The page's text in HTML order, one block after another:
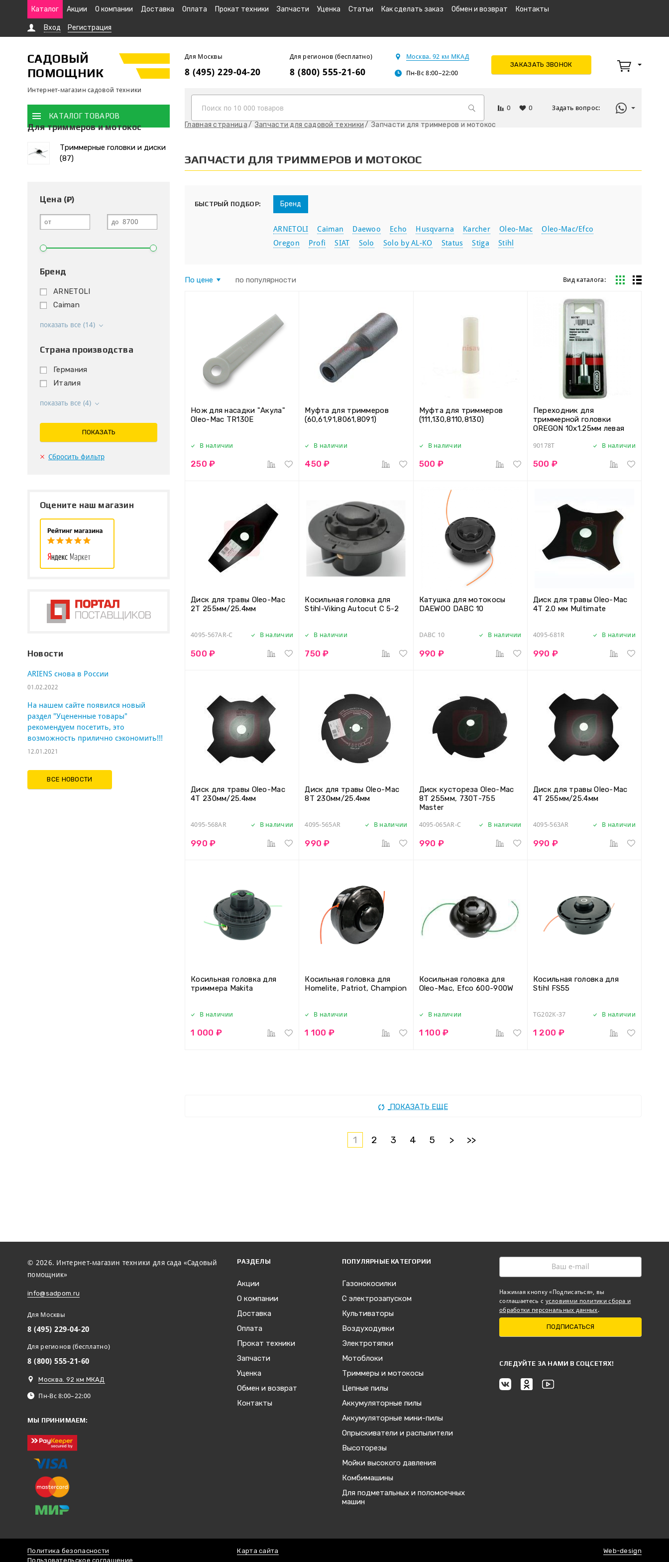
Каталог Акции О компании Доставка Оплата Прокат техники Запчасти Уценка Статьи Как сделать заказ Обмен и возврат Контакты
Вход Регистрация
САДОВЫЙ
ПОМОЩНИК
Интернет-магазин садовой техники
Для Москвы
8 (495) 229-04-20
Для регионов (бесплатно)
8 (800) 555-21-60
Москва. 92 км МКАД
Пн-Вс 8:00–22:00
ЗАКАЗАТЬ ЗВОНОК
0 0 Задать вопрос:
КАТАЛОГ ТОВАРОВ
Главная страница
Запчасти для садовой техники Запчасти для триммеров и мотокос
ЗАПЧАСТИ ДЛЯ ТРИММЕРОВ И МОТОКОС
Вид каталога:
По цене по популярности
БЫСТРЫЙ ПОДБОР: Бренд
ARNETOLI Caiman Daewoo Echo Husqvarna Karcher Oleo-Mac
Oleo-Mac/Efco
Oregon
Profi SIAT Solo Solo by AL-KO Status Stiga Stihl
Нож для насадки "Акула"
Oleo-Mac TR130E
В наличии
250 ₽
Муфта для триммеров
(60,61,91,8061,8091)
В наличии
450 ₽
Муфта для триммеров
(111,130,8110,8130)
В наличии
500 ₽
Переходник для
триммерной головки
OREGON 10х1.25мм левая
90178T В наличии
500 ₽
Диск для травы Oleo-Mac
2T 255мм/25.4мм
4095-567AR-C В наличии
500 ₽
Косильная головка для
Stihl-Viking Autocut C 5-2
В наличии
750 ₽
Катушка для мотокосы
DAEWOO DABC 10
DABC 10 В наличии
990 ₽
Диск для травы Oleo-Mac
4T 2.0 мм Multimate
4095-681R В наличии
990 ₽
Диск для травы Oleo-Mac
4T 230мм/25.4мм
4095-568AR В наличии
990 ₽
Диск для травы Oleo-Mac
8T 230мм/25.4мм
4095-565AR В наличии
990 ₽
Диск кустореза Oleo-Mac
8Т 255мм, 730Т-755
Master
4095-065AR-C В наличии
990 ₽
Диск для травы Oleo-Mac
4T 255мм/25.4мм
4095-563AR В наличии
990 ₽
Косильная головка для
триммера Makita
В наличии
1 000 ₽
Косильная головка для
Homelite, Patriot, Champion
В наличии
1 100 ₽
Косильная головка для
Oleo-Mac, Efco 600-900W
В наличии
1 100 ₽
Косильная головка для
Stihl FS55
TG202K-37 В наличии
1 200 ₽
ПОКАЗАТЬ ЕЩЕ
1 2 3 4 5 > >>
Для триммеров и мотокос
Триммерные головки и диски
(87)
Цена (₽)
от до
Бренд
ARNETOLI
Caiman
показать все (14)
Страна производства
Германия
Италия
показать все (4)
ПОКАЗАТЬ
Сбросить фильтр
Оцените наш магазин
Новости
ARIENS cнова в России
01.02.2022
На нашем сайте появился новый
раздел "Уцененные товары"
рекомендуем посетить, это
возможность прилично сэкономить!!!
12.01.2021
ВСЕ НОВОСТИ
© 2026. Интернет-магазин техники для сада «Садовый
помощник»
info@sadpom.ru
Для Москвы
8 (495) 229-04-20
Для регионов (бесплатно)
8 (800) 555-21-60
Москва. 92 км МКАД
Пн-Вс 8:00–22:00
МЫ ПРИНИМАЕМ:
РАЗДЕЛЫ
Акции
О компании
Доставка
Оплата
Прокат техники
Запчасти
Уценка
Обмен и возврат
Контакты
ПОПУЛЯРНЫЕ КАТЕГОРИИ
Газонокосилки
С электрозапуском
Культиваторы
Воздуходувки
Электротяпки
Мотоблоки
Триммеры и мотокосы
Цепные пилы
Аккумуляторные пилы
Аккумуляторные мини-пилы
Опрыскиватели и распылители
Высоторезы
Мойки высокого давления
Комбимашины
Для подметальных и поломоечных
машин
Нажимая кнопку «Подписаться», вы
соглашаетесь с условиями политики сбора и
обработки персональных данных.
ПОДПИСАТЬСЯ
CЛЕДУЙТЕ ЗА НАМИ В СОЦСЕТЯХ!
Политика безопасности
Пользовательское соглашение
Карта сайта Web-design